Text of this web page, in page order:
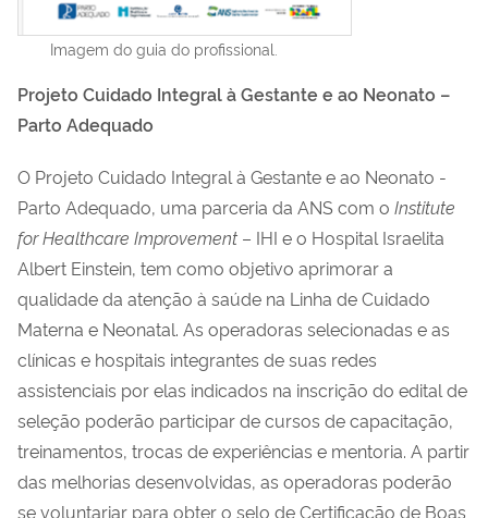
Imagem do guia do profissional.
Projeto Cuidado Integral à Gestante e ao Neonato –
Parto Adequado
O Projeto Cuidado Integral à Gestante e ao Neonato -
Parto Adequado, uma parceria da ANS com o Institute
for Healthcare Improvement – IHI e o Hospital Israelita
Albert Einstein, tem como objetivo aprimorar a
qualidade da atenção à saúde na Linha de Cuidado
Materna e Neonatal. As operadoras selecionadas e as
clínicas e hospitais integrantes de suas redes
assistenciais por elas indicados na inscrição do edital de
seleção poderão participar de cursos de capacitação,
treinamentos, trocas de experiências e mentoria. A partir
das melhorias desenvolvidas, as operadoras poderão
se voluntariar para obter o selo deCertificação de Boas